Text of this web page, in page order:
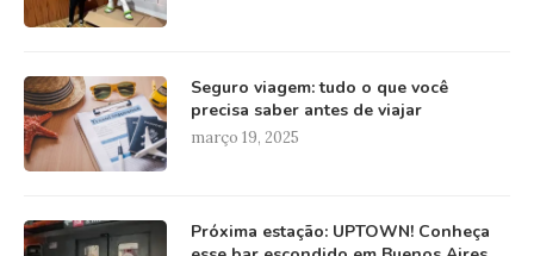
Seguro viagem: tudo o que você
precisa saber antes de viajar
março 19, 2025
Próxima estação: UPTOWN! Conheça